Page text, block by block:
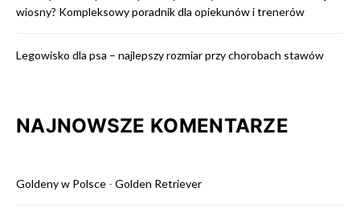
wiosny? Kompleksowy poradnik dla opiekunów i trenerów
Legowisko dla psa – najlepszy rozmiar przy chorobach stawów
NAJNOWSZE KOMENTARZE
Goldeny w Polsce - Golden Retriever